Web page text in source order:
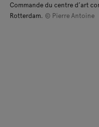
Commande du centre d’art
Rotterdam. © Pierre Antoine